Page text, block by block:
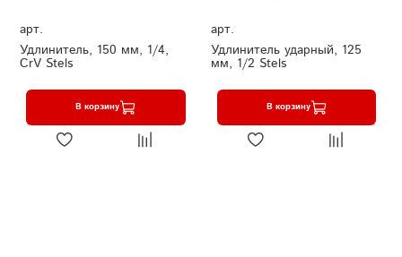
арт.
Удлинитель, 150 мм, 1/4,
CrV Stels
В корзину
арт.
Удлинитель ударный, 125
мм, 1/2 Stels
В корзину